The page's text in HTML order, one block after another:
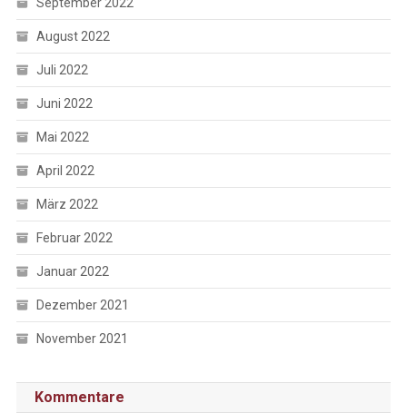
August 2022
Juli 2022
Juni 2022
Mai 2022
April 2022
März 2022
Februar 2022
Januar 2022
Dezember 2021
November 2021
Kommentare